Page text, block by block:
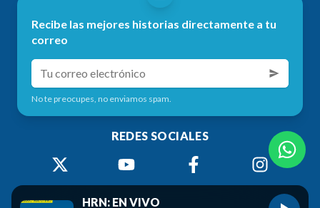
Recibe las mejores historias directamente a tu
correo
No te preocupes, no enviamos spam.
REDES SOCIALES
HRN: EN VIVO